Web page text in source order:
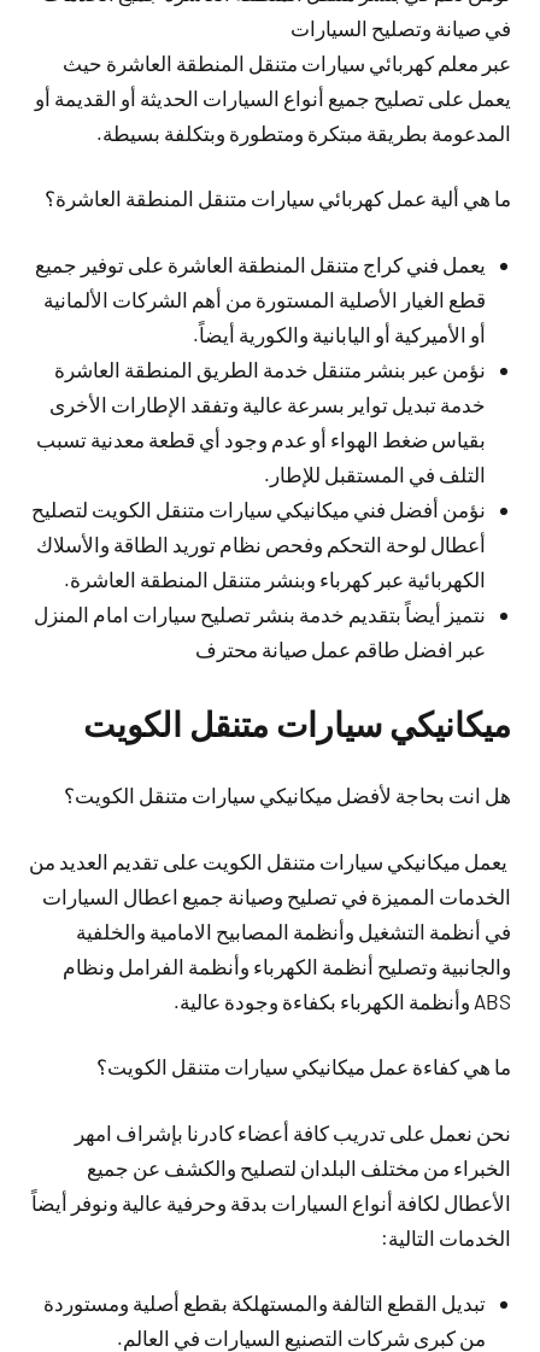
في صيانة وتصليح السيارات
عبر معلم كهربائي سيارات متنقل المنطقة العاشرة حيث
يعمل على تصليح جميع أنواع السيارات الحديثة أو القديمة أو
المدعومة بطريقة مبتكرة ومتطورة وبتكلفة بسيطة.
ما هي ألية عمل كهربائي سيارات متنقل المنطقة العاشرة؟
يعمل فني كراج متنقل المنطقة العاشرة على توفير جميع
قطع الغيار الأصلية المستورة من أهم الشركات الألمانية
أو الأميركية أو اليابانية والكورية أيضاً.
نؤمن عبر بنشر متنقل خدمة الطريق المنطقة العاشرة
خدمة تبديل تواير بسرعة عالية وتفقد الإطارات الأخرى
بقياس ضغط الهواء أو عدم وجود أي قطعة معدنية تسبب
التلف في المستقبل للإطار.
نؤمن أفضل فني ميكانيكي سيارات متنقل الكويت لتصليح
أعطال لوحة التحكم وفحص نظام توريد الطاقة والأسلاك
الكهربائية عبر كهرباء وبنشر متنقل المنطقة العاشرة.
نتميز أيضاً بتقديم خدمة بنشر تصليح سيارات امام المنزل
عبر افضل طاقم عمل صيانة محترف
ميكانيكي سيارات متنقل الكويت
هل انت بحاجة لأفضل ميكانيكي سيارات متنقل الكويت؟
يعمل ميكانيكي سيارات متنقل الكويت على تقديم العديد من
الخدمات المميزة في تصليح وصيانة جميع اعطال السيارات
في أنظمة التشغيل وأنظمة المصابيح الامامية والخلفية
والجانبية وتصليح أنظمة الكهرباء وأنظمة الفرامل ونظام
ABS وأنظمة الكهرباء بكفاءة وجودة عالية.
ما هي كفاءة عمل ميكانيكي سيارات متنقل الكويت؟
نحن نعمل على تدريب كافة أعضاء كادرنا بإشراف امهر
الخبراء من مختلف البلدان لتصليح والكشف عن جميع
الأعطال لكافة أنواع السيارات بدقة وحرفية عالية ونوفر أيضاً
الخدمات التالية:
تبديل القطع التالفة والمستهلكة بقطع أصلية ومستوردة
من كبرى شركات التصنيع السيارات في العالم.